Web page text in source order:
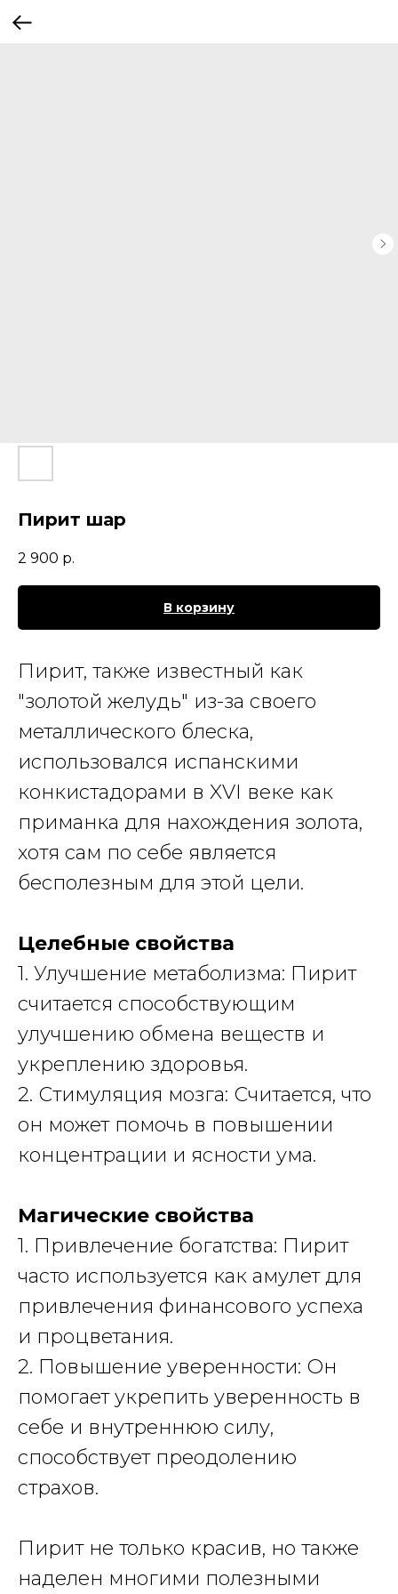
Пирит шар
2 900 р.
В корзину
Пирит, также известный как
"золотой желудь" из-за своего
металлического блеска,
использовался испанскими
конкистадорами в XVI веке как
приманка для нахождения золота,
хотя сам по себе является
бесполезным для этой цели.
Целебные свойства
1. Улучшение метаболизма: Пирит
считается способствующим
улучшению обмена веществ и
укреплению здоровья.
2. Стимуляция мозга: Считается, что
он может помочь в повышении
концентрации и ясности ума.
Магические свойства
1. Привлечение богатства: Пирит
часто используется как амулет для
привлечения финансового успеха
и процветания.
2. Повышение уверенности: Он
помогает укрепить уверенность в
себе и внутреннюю силу,
способствует преодолению
страхов.
Пирит не только красив, но также
наделен многими полезными